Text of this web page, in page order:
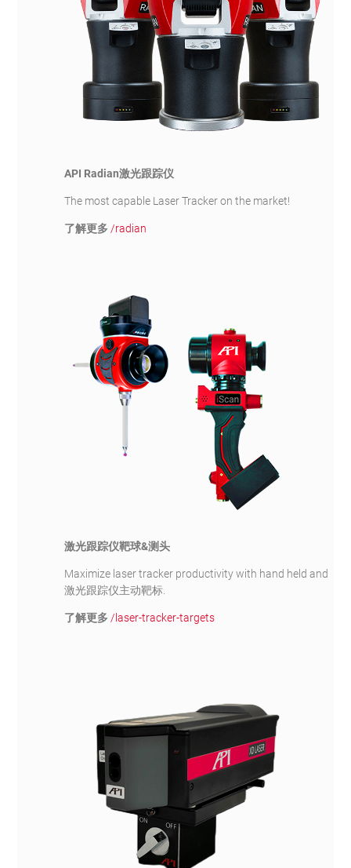
API Radian激光跟踪仪
The most capable Laser Tracker on the market!
了解更多 /radian
激光跟踪仪靶球&测头
Maximize laser tracker productivity with hand held and
激光跟踪仪主动靶标.
了解更多 /laser-tracker-targets